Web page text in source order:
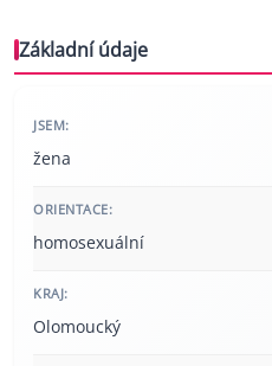
Základní údaje
JSEM:
žena
ORIENTACE:
homosexuální
KRAJ:
Olomoucký